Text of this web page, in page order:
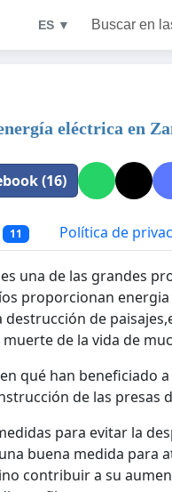
ES ▼ Buscar en
eléctrica en
(16)
11 Política de
una de las grandes
proporcionan
destrucción de
de la vida de
qué han beneficiado
de las presas
para evitar la
buena medida para
contribuir a su